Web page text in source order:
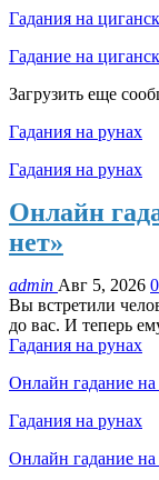
Гадания на
Гадание на
Загрузить еще
Гадания на рунах
Гадания на рунах
Онлайн
нет»
admin Авг 5, 2026 0
Вы встретили
до вас. И теперь
Гадания на рунах
Онлайн гадание
Гадания на рунах
Онлайн гадание на